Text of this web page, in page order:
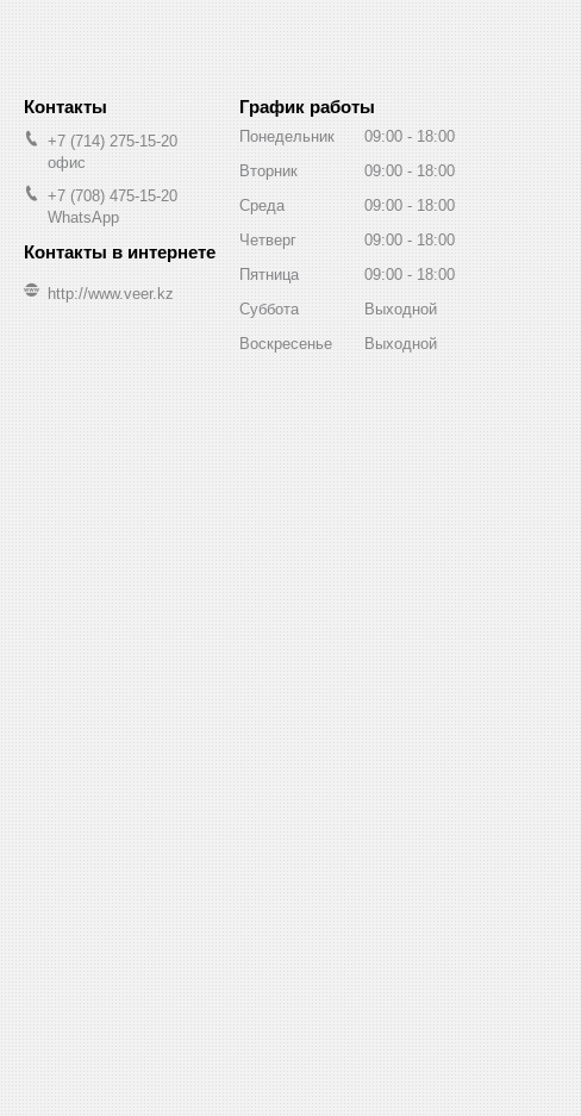
+7 (714) 275-15-20
офис
+7 (708) 475-15-20
WhatsApp
http://www.veer.kz
График работы
Понедельник 09:00
18:00
Вторник
09:00
18:00
Среда
09:00
18:00
Четверг
09:00
18:00
Пятница
09:00
18:00
Суббота
Выходной
Воскресенье
Выходной